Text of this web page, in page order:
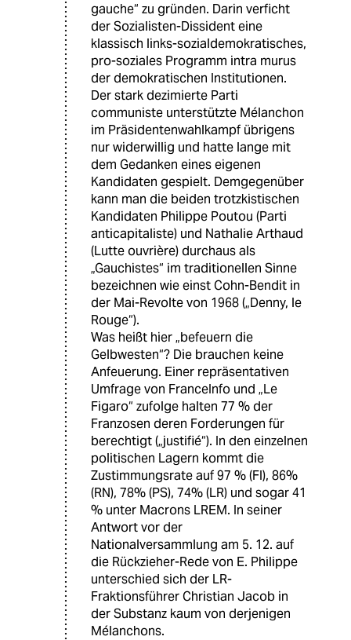
gauche“ zu gründen. Darin verficht
der Sozialisten-Dissident eine
klassisch links-sozialdemokratisches,
pro-soziales Programm intra murus
der demokratischen Institutionen.
Der stark dezimierte Parti
communiste unterstützte Mélanchon
im Präsidentenwahlkampf übrigens
nur widerwillig und hatte lange mit
dem Gedanken eines eigenen
Kandidaten gespielt. Demgegenüber
kann man die beiden trotzkistischen
Kandidaten Philippe Poutou (Parti
anticapitaliste) und Nathalie Arthaud
(Lutte ouvrière) durchaus als
„Gauchistes“ im traditionellen Sinne
bezeichnen wie einst Cohn-Bendit in
der Mai-Revolte von 1968 („Denny, le
Rouge“).
Was heißt hier „befeuern die
Gelbwesten“? Die brauchen keine
Anfeuerung. Einer repräsentativen
Umfrage von FranceInfo und „Le
Figaro“ zufolge halten 77 % der
Franzosen deren Forderungen für
berechtigt („justifié“). In den einzelnen
politischen Lagern kommt die
Zustimmungsrate auf 97 % (FI), 86%
(RN), 78% (PS), 74% (LR) und sogar 41
% unter Macrons LREM. In seiner
Antwort vor der
Nationalversammlung am 5. 12. auf
die Rückzieher-Rede von E. Philippe
unterschied sich der LR-
Fraktionsführer Christian Jacob in
der Substanz kaum von derjenigen
Mélanchons.